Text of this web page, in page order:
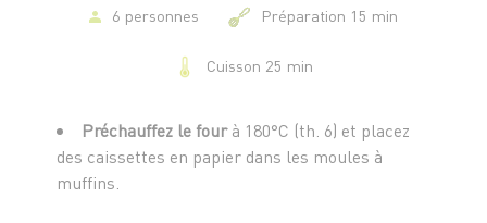
- 1 cuillère à café d’extrait de vanille (optionnel)
6 personnes Préparation 15 min
Cuisson 25 min
Préchauffez le fourà 180°C (th. 6) et placez
des caissettes en papier dans les moules à
muffins.